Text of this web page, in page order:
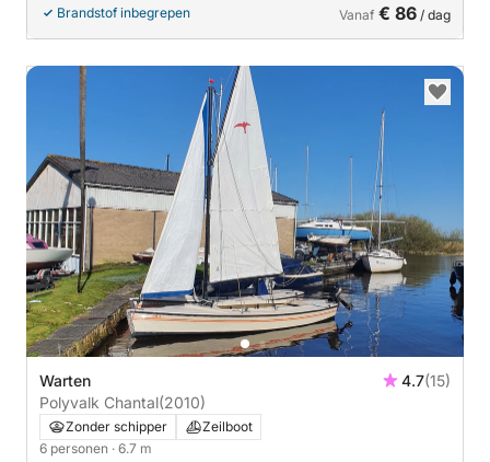
Brandstof inbegrepen Vanaf € 86 / dag
Warten 4.7(15)
Polyvalk Chantal(2010)
Zonder schipper
Zeilboot
6 personen · 6.7 m